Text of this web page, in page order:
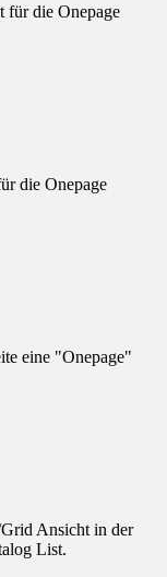
für die Onepage
die Onepage
eine "Onepage"
Ansicht in der
List.